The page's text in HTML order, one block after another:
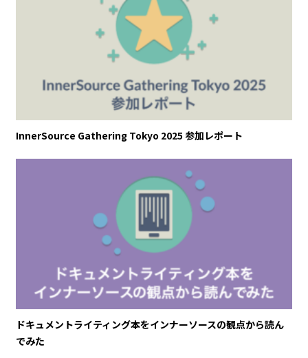
InnerSource Gathering Tokyo 2025 参加レポート
ドキュメントライティング本をインナーソースの観点から読ん
でみた